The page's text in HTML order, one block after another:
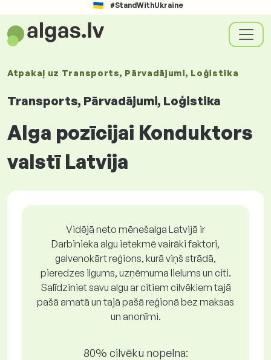
#StandWithUkraine
Atpakaļ uz Transports, Pārvadājumi, Loģistika
Transports, Pārvadājumi, Loģistika
Alga pozīcijai Konduktors
valstī Latvija
Vidējā neto mēnešalga Latvijā ir
Darbinieka algu ietekmē vairāki faktori,
galvenokārt reģions, kurā viņš strādā,
pieredzes ilgums, uzņēmuma lielums un citi.
Salīdziniet savu algu ar citiem cilvēkiem tajā
pašā amatā un tajā pašā reģionā bez maksas
un anonīmi.
80% cilvēku nopelna: